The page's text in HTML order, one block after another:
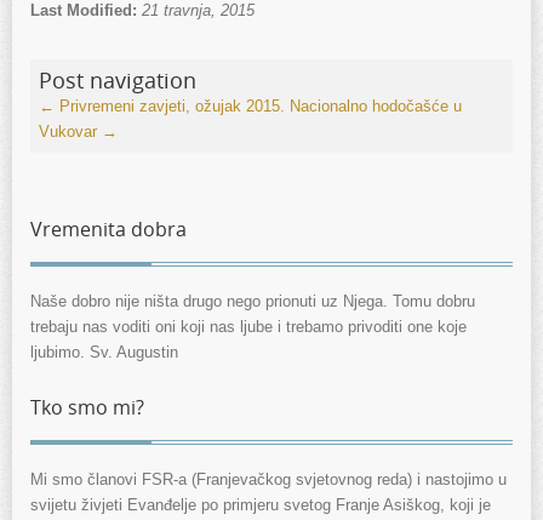
Last Modified: 21 travnja, 2015
Post navigation
← Privremeni zavjeti, ožujak 2015. Nacionalno hodočašće u
Vukovar →
Vremenita dobra
Naše dobro nije ništa drugo nego prionuti uz Njega. Tomu dobru
trebaju nas voditi oni koji nas ljube i trebamo privoditi one koje
ljubimo. Sv. Augustin
Tko smo mi?
Mi smo članovi FSR-a (Franjevačkog svjetovnog reda) i nastojimo u
svijetu živjeti Evanđelje po primjeru svetog Franje Asiškog, koji je